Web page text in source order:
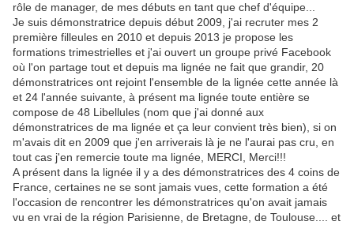
rôle de manager, de mes débuts en tant que chef d'équipe...
Je suis démonstratrice depuis début 2009, j'ai recruter mes 2
première filleules en 2010 et depuis 2013 je propose les
formations trimestrielles et j'ai ouvert un groupe privé Facebook
où l'on partage tout et depuis ma lignée ne fait que grandir, 20
démonstratrices ont rejoint l'ensemble de la lignée cette année là
et 24 l'année suivante, à présent ma lignée toute entière se
compose de 48 Libellules (nom que j'ai donné aux
démonstratrices de ma lignée et ça leur convient très bien), si on
m'avais dit en 2009 que j'en arriverais là je ne l'aurai pas cru, en
tout cas j'en remercie toute ma lignée, MERCI, Merci!!!
A présent dans la lignée il y a des démonstratrices des 4 coins de
France, certaines ne se sont jamais vues, cette formation a été
l'occasion de rencontrer les démonstratrices qu'on avait jamais
vu en vrai de la région Parisienne, de Bretagne, de Toulouse.... et